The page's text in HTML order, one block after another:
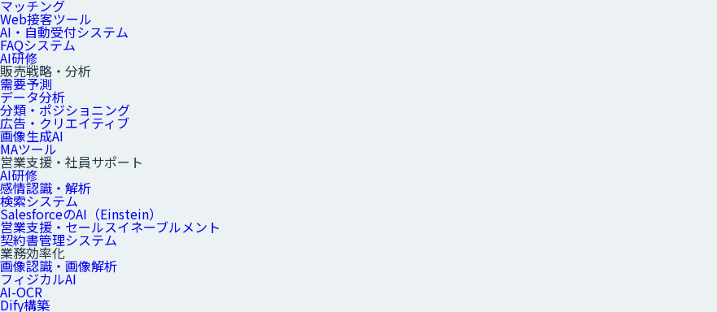
マッチング
Web接客ツール
AI・自動受付システム
FAQシステム
AI研修
販売戦略・分析
需要予測
データ分析
分類・ポジショニング
広告・クリエイティブ
画像生成AI
MAツール
営業支援・社員サポート
AI研修
感情認識・解析
検索システム
SalesforceのAI（Einstein）
営業支援・セールスイネーブルメント
契約書管理システム
業務効率化
画像認識・画像解析
フィジカルAI
AI-OCR
Dify構築